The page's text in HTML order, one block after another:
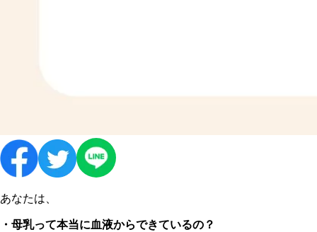
あなたは、
・母乳って本当に血液からできているの？